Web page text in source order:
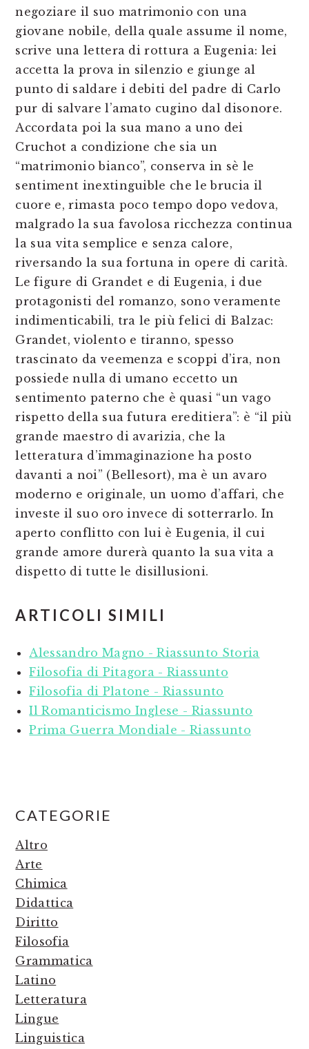
negoziare il suo matrimonio con una
giovane nobile, della quale assume il nome,
scrive una lettera di rottura a Eugenia: lei
accetta la prova in silenzio e giunge al
punto di saldare i debiti del padre di Carlo
pur di salvare l’amato cugino dal disonore.
Accordata poi la sua mano a uno dei
Cruchot a condizione che sia un
“matrimonio bianco”, conserva in sè le
sentiment inextinguible che le brucia il
cuore e, rimasta poco tempo dopo vedova,
malgrado la sua favolosa ricchezza continua
la sua vita semplice e senza calore,
riversando la sua fortuna in opere di carità.
Le figure di Grandet e di Eugenia, i due
protagonisti del romanzo, sono veramente
indimenticabili, tra le più felici di Balzac:
Grandet, violento e tiranno, spesso
trascinato da veemenza e scoppi d’ira, non
possiede nulla di umano eccetto un
sentimento paterno che è quasi “un vago
rispetto della sua futura ereditiera”: è “il più
grande maestro di avarizia, che la
letteratura d’immaginazione ha posto
davanti a noi” (Bellesort), ma è un avaro
moderno e originale, un uomo d’affari, che
investe il suo oro invece di sotterrarlo. In
aperto conflitto con lui è Eugenia, il cui
grande amore durerà quanto la sua vita a
dispetto di tutte le disillusioni.
ARTICOLI SIMILI
Alessandro Magno - Riassunto Storia
Filosofia di Pitagora - Riassunto
Filosofia di Platone - Riassunto
Il Romanticismo Inglese - Riassunto
Prima Guerra Mondiale - Riassunto
SIDEBAR
CATEGORIE
Altro
Arte
Chimica
Didattica
Diritto
Filosofia
Grammatica
Latino
Letteratura
Lingue
Linguistica